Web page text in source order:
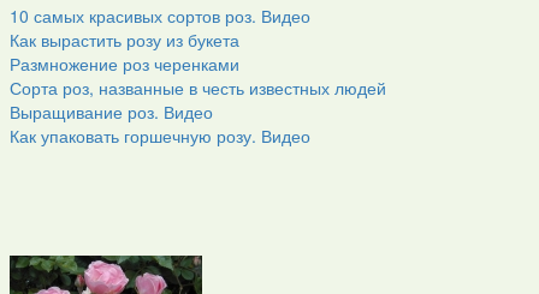
10 самых красивых сортов роз. Видео
Как вырастить розу из букета
Размножение роз черенками
Сорта роз, названные в честь известных людей
Выращивание роз. Видео
Как упаковать горшечную розу. Видео